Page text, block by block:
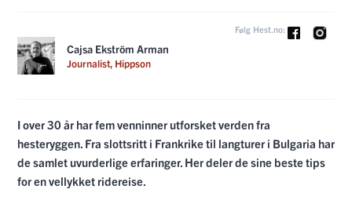
Cajsa Ekström Arman
Journalist, Hippson
Følg Hest.no:
I over 30 år har fem venninner utforsket verden fra
hesteryggen. Fra slottsritt i Frankrike til langturer i Bulgaria har
de samlet uvurderlige erfaringer. Her deler de sine beste tips
for en vellykket ridereise.